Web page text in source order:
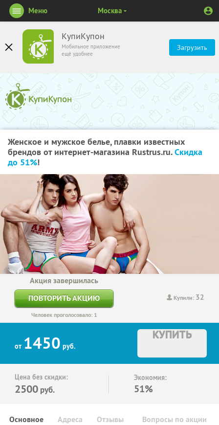
КупиКупон
Мобильное приложение
ещё удобнее
Загрузить
Меню Москва
Женское и мужское белье, плавки известных
брендов от интернет-магазина Rustrus.ru.Скидка
до 51%!
Купили: 32
Акция завершилась
ПОВТОРИТЬ АКЦИЮ
Человек проголосовало: 1
от 1450 руб.
КУПИТЬ
Цена без скидки:
2500 руб.
Экономия:
51%
Основное Отзывы Вопросы по акции
Адреса